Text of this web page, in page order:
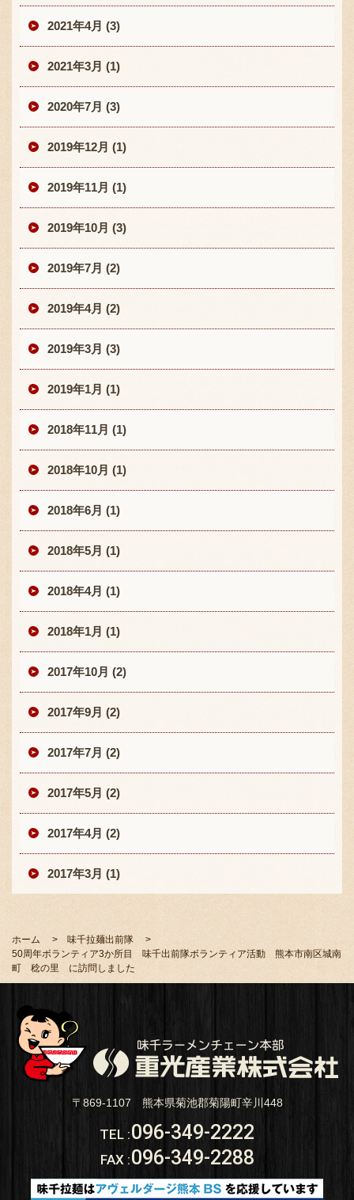
2021年4月 (3)
2021年3月 (1)
2020年7月 (3)
2019年12月 (1)
2019年11月 (1)
2019年10月 (3)
2019年7月 (2)
2019年4月 (2)
2019年3月 (3)
2019年1月 (1)
2018年11月 (1)
2018年10月 (1)
2018年6月 (1)
2018年5月 (1)
2018年4月 (1)
2018年1月 (1)
2017年10月 (2)
2017年9月 (2)
2017年7月 (2)
2017年5月 (2)
2017年4月 (2)
2017年3月 (1)
ホーム
味千拉麺出前隊
50周年ボランティア3か所目 味千出前隊ボランティア活動 熊本市南区城南
町 稔の里 に訪問しました
〒869-1107 熊本県菊池郡菊陽町辛川448
TEL :096-349-2222
FAX :096-349-2288